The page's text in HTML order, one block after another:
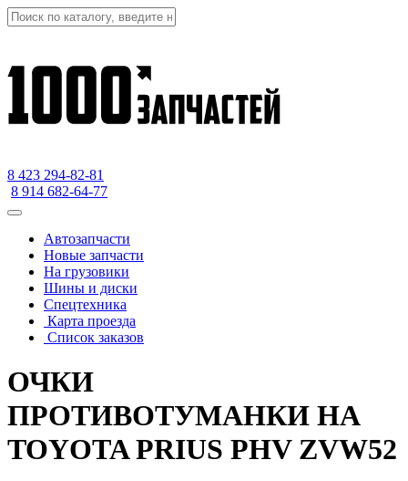
8 423 294-82-81
8 914 682-64-77
Автозапчасти
Новые запчасти
На грузовики
Шины и диски
Спецтехника
Карта проезда
Список заказов
ОЧКИ
ПРОТИВОТУМАНКИ НА
TOYOTA PRIUS PHV ZVW52